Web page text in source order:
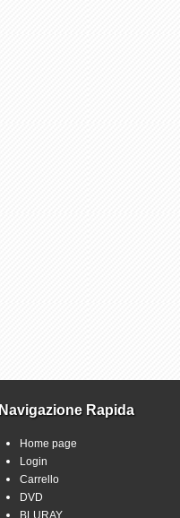
Navigazione Rapida
Home page
Login
Carrello
DVD
BLURAY